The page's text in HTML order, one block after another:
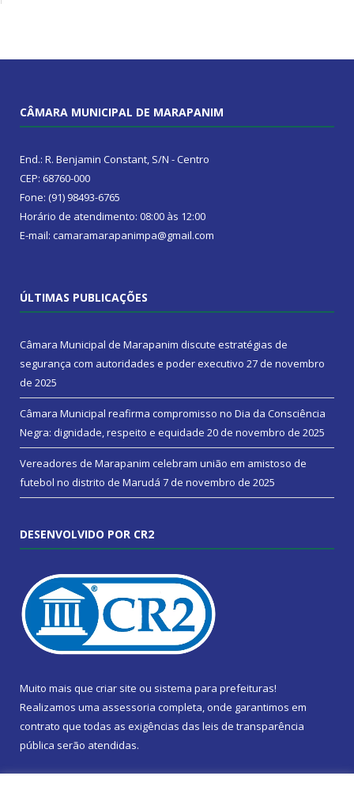
CÂMARA MUNICIPAL DE MARAPANIM
End.: R. Benjamin Constant, S/N - Centro
CEP: 68760-000
Fone: (91) 98493-6765
Horário de atendimento: 08:00 às 12:00
E-mail: camaramarapanimpa@gmail.com
ÚLTIMAS PUBLICAÇÕES
Câmara Municipal de Marapanim discute estratégias de
segurança com autoridades e poder executivo 27 de novembro
de 2025
Câmara Municipal reafirma compromisso no Dia da Consciência
Negra: dignidade, respeito e equidade 20 de novembro de 2025
Vereadores de Marapanim celebram união em amistoso de
futebol no distrito de Marudá 7 de novembro de 2025
DESENVOLVIDO POR CR2
Muito mais que criar site ou sistema para prefeituras!
Realizamos uma assessoria completa, onde garantimos em
contrato que todas as exigências das leis de transparência
pública serão atendidas.